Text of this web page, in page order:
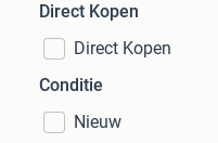
Direct Kopen
Direct Kopen
Conditie
Nieuw